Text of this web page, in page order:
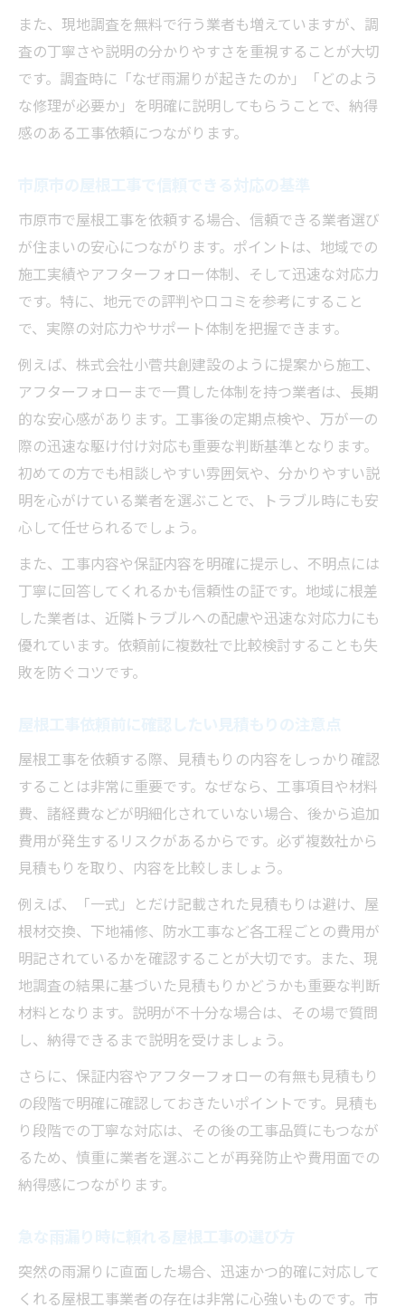
屋根工事業者の施工実績が信頼の目安にな
る理由
職人直営かで変わる屋根工事の品質と対応
力
屋根工事の流れを業者選びに活かすポイン
ト
無料点検や保証で屋根工事の安心度を比較
雨漏り再発防止のための屋根工事実践法
屋根工事で防ぐ雨漏り再発のチェックポイ
ント
ズレや板金浮き対策に強い屋根工事の実例
屋根工事後のメンテナンス計画と注意点
根本修理で実現する雨漏り対策のコツ
屋根工事で使われる最新防水技術の特徴
長持ちする住まいを守る屋根工事の極意
長期保証がある屋根工事で安心を得る方法
屋根工事で実現するメンテナンス費用の最
適化
住まいを劣化から守る屋根工事の選び方
また、現地調査を無料で行う業者も増えていますが、調
査の丁寧さや説明の分かりやすさを重視することが大切
です。調査時に「なぜ雨漏りが起きたのか」「どのよう
な修理が必要か」を明確に説明してもらうことで、納得
感のある工事依頼につながります。
市原市で屋根工事を依頼する場合、信頼できる業者選び
が住まいの安心につながります。ポイントは、地域での
施工実績やアフターフォロー体制、そして迅速な対応力
です。特に、地元での評判や口コミを参考にすること
で、実際の対応力やサポート体制を把握できます。
例えば、株式会社小菅共創建設のように提案から施工、
アフターフォローまで一貫した体制を持つ業者は、長期
的な安心感があります。工事後の定期点検や、万が一の
際の迅速な駆け付け対応も重要な判断基準となります。
初めての方でも相談しやすい雰囲気や、分かりやすい説
明を心がけている業者を選ぶことで、トラブル時にも安
心して任せられるでしょう。
また、工事内容や保証内容を明確に提示し、不明点には
丁寧に回答してくれるかも信頼性の証です。地域に根差
した業者は、近隣トラブルへの配慮や迅速な対応力にも
優れています。依頼前に複数社で比較検討することも失
敗を防ぐコツです。
屋根工事を依頼する際、見積もりの内容をしっかり確認
することは非常に重要です。なぜなら、工事項目や材料
費、諸経費などが明細化されていない場合、後から追加
費用が発生するリスクがあるからです。必ず複数社から
見積もりを取り、内容を比較しましょう。
例えば、「一式」とだけ記載された見積もりは避け、屋
根材交換、下地補修、防水工事など各工程ごとの費用が
明記されているかを確認することが大切です。また、現
地調査の結果に基づいた見積もりかどうかも重要な判断
材料となります。説明が不十分な場合は、その場で質問
し、納得できるまで説明を受けましょう。
さらに、保証内容やアフターフォローの有無も見積もり
の段階で明確に確認しておきたいポイントです。見積も
り段階での丁寧な対応は、その後の工事品質にもつなが
るため、慎重に業者を選ぶことが再発防止や費用面での
納得感につながります。
突然の雨漏りに直面した場合、迅速かつ的確に対応して
くれる屋根工事業者の存在は非常に心強いものです。市